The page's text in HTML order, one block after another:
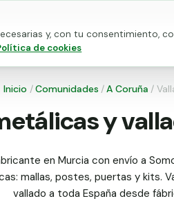
y, con tu consentimiento,
de cookies
Puertas para vallado
Inicio /Comunidades /A Coruña /
y
en Murcia con envío a
mallas, postes, puertas y kits.
vallado a toda España desde